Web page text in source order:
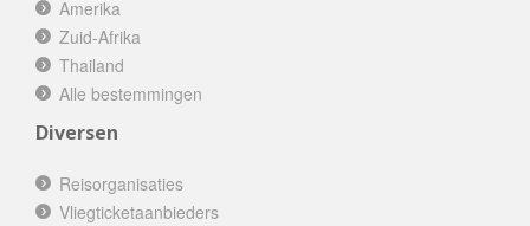
Amerika
Zuid-Afrika
Thailand
Alle bestemmingen
Diversen
Reisorganisaties
Vliegticketaanbieders